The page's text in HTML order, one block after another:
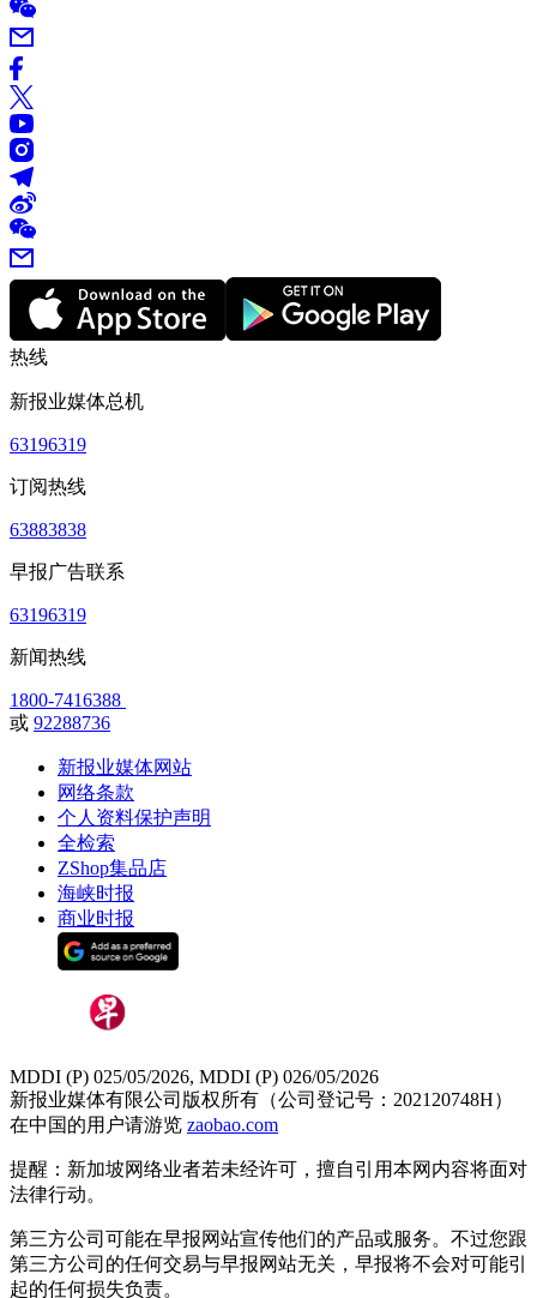
热线
新报业媒体总机
63196319
订阅热线
63883838
早报广告联系
63196319
新闻热线
1800-7416388
或 92288736
新报业媒体网站
网络条款
个人资料保护声明
全检索
ZShop集品店
海峡时报
商业时报
MDDI (P) 025/05/2026, MDDI (P) 026/05/2026
新报业媒体有限公司版权所有（公司登记号：202120748H）
在中国的用户请游览 zaobao.com
提醒：新加坡网络业者若未经许可，擅自引用本网内容将面对
法律行动。
第三方公司可能在早报网站宣传他们的产品或服务。不过您跟
第三方公司的任何交易与早报网站无关，早报将不会对可能引
起的任何损失负责。